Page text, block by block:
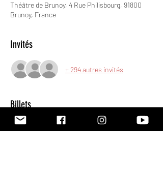
Théâtre de Brunoy, 4 Rue Philisbourg, 91800
Brunoy, France
Invités
+ 294 autres invités
Billets